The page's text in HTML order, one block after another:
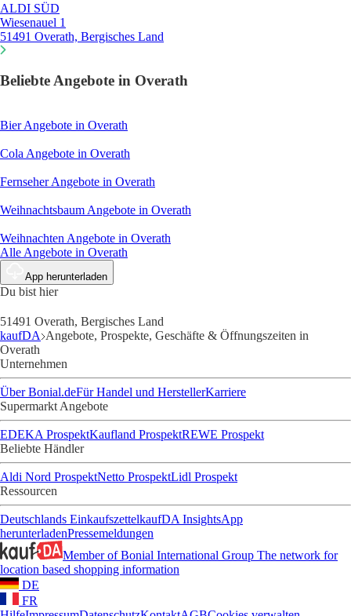
ALDI SÜD
Wiesenauel 1
51491 Overath, Bergisches Land
Beliebte Angebote in Overath
BierAngebote in Overath
Cola Angebote in Overath
FernseherAngebote in Overath
Weihnachtsbaum Angebote in Overath
Weihnachten Angebote in Overath
Alle Angebote in Overath
App herunterladen
Du bist hier
51491 Overath, Bergisches Land
kaufDA Angebote, Prospekte, Geschäfte & Öffnungszeiten in
Overath
Unternehmen
Über Bonial.deFür Handel und HerstellerKarriere
Supermarkt Angebote
EDEKA ProspektKaufland ProspektREWE Prospekt
Beliebte Händler
Aldi Nord ProspektNetto ProspektLidl Prospekt
Ressourcen
Deutschlands EinkaufszettelkaufDA InsightsApp
herunterladenPressemeldungen
Member of Bonial International Group The network for
location based shopping information
DE
FR